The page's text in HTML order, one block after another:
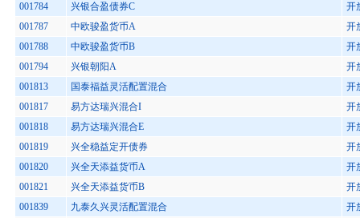
001784
兴银合盈债券C
开
001787
中欧骏盈货币A
开
001788
中欧骏盈货币B
开
001794
兴银朝阳A
开
001813
国泰福益灵活配置混合
开
001817
易方达瑞兴混合I
开
001818
易方达瑞兴混合E
开
001819
兴全稳益定开债券
开
001820
兴全天添益货币A
开
001821
兴全天添益货币B
开
001839
九泰久兴灵活配置混合
开